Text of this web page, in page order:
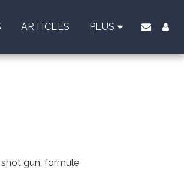
ARTICLES PLUS
gun, formule